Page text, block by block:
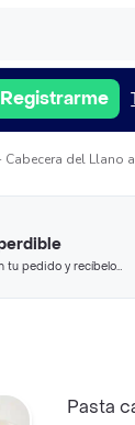
Registrarme
Cabecera del Llano
tu pedido y recíbelo
Pasta